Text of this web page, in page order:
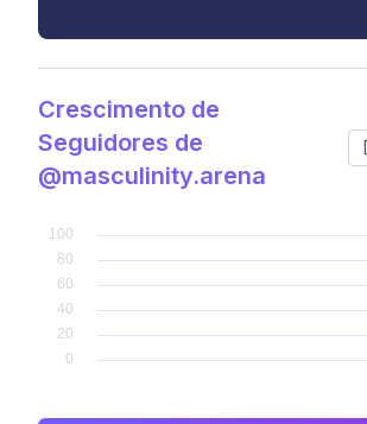
Crescimento de
Seguidores de
@masculinity.arena